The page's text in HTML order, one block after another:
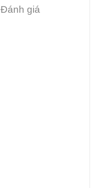
Đánh giá